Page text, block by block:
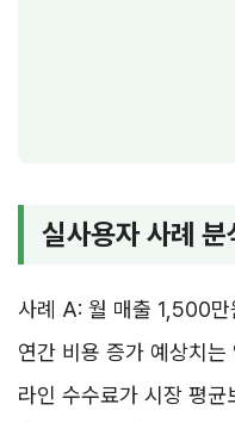
실사용자 사례 분
사례 A: 월 매출 1,500
연간 비용 증가 예상치
라인 수수료가 시장 평